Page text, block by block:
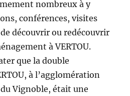
nombreux à y
conférences, visites
découvrir ou redécouvrir
à VERTOU.
que la double
à l’agglomération
Vignoble, était une